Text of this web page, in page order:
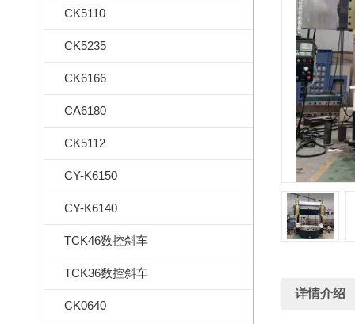
CK5110
CK5235
CK6166
CA6180
CK5112
CY-K6150
CY-K6140
TCK46数控斜车
TCK36数控斜车
CK0640
详情介绍